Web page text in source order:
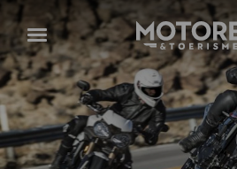
Open
menu
Homepage